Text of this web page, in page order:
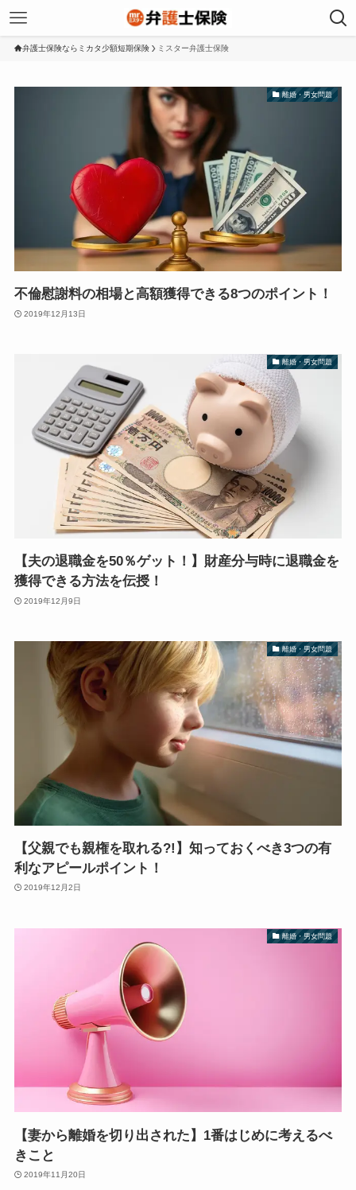
弁護士保険ならミカタ少額短期保険 ミスター弁護士保険
離婚・男女問題
不倫慰謝料の相場と高額獲得できる8つのポイント！
2019年12月13日
離婚・男女問題
【夫の退職金を50％ゲット！】財産分与時に退職金を
獲得できる方法を伝授！
2019年12月9日
離婚・男女問題
【父親でも親権を取れる?!】知っておくべき3つの有
利なアピールポイント！
2019年12月2日
離婚・男女問題
【妻から離婚を切り出された】1番はじめに考えるべ
きこと
2019年11月20日